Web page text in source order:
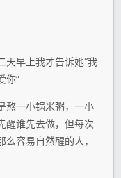
天早上我才告诉她“我
你”
熬一小锅米粥，一小
醒谁先去做，但每次
容易自然醒的人，